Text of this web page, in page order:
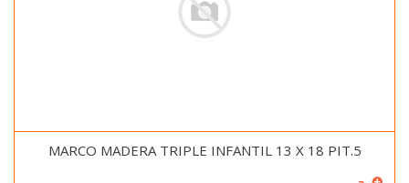
MARCO MADERA TRIPLE INFANTIL 13 X 18 PIT.5